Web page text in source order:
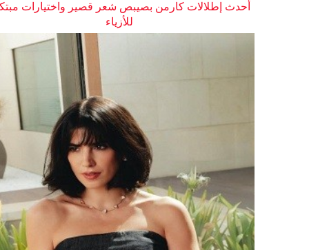
أحدث إطلالات كارمن بصيبص شعر قصير واختيارات
للأزياء